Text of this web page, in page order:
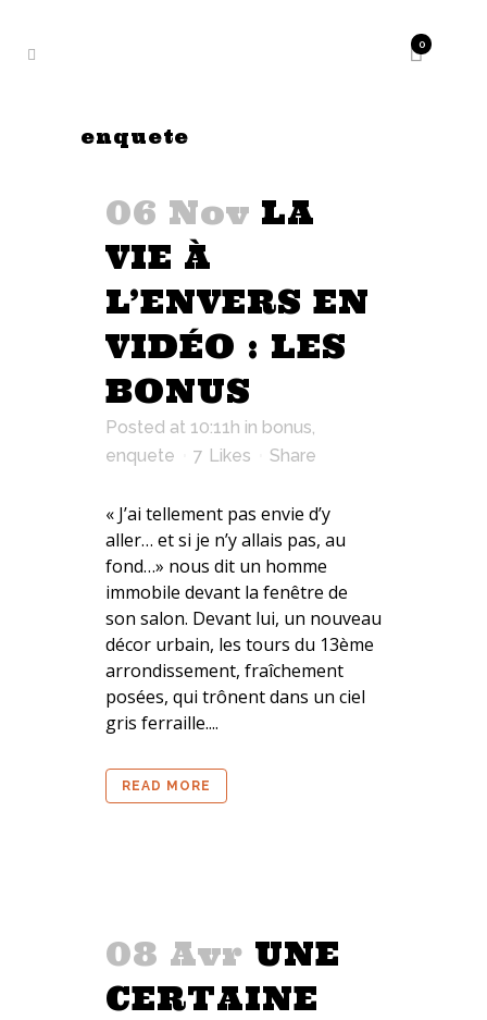
0
enquete
06 Nov LA
VIE À
L’ENVERS EN
VIDÉO : LES
BONUS
Posted at 10:11h in bonus,
enquete
7 Likes Share
« J’ai tellement pas envie d’y
aller… et si je n’y allais pas, au
fond…» nous dit un homme
immobile devant la fenêtre de
son salon. Devant lui, un nouveau
décor urbain, les tours du 13ème
arrondissement, fraîchement
posées, qui trônent dans un ciel
gris ferraille....
READ MORE
08 Avr UNE
CERTAINE